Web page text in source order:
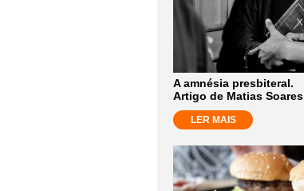
A amnésia presbiteral.
Artigo de Matias Soares
LER MAIS